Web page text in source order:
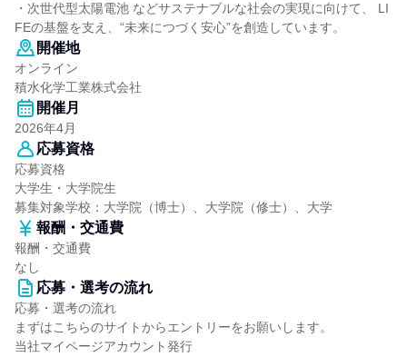
・次世代型太陽電池 などサステナブルな社会の実現に向けて、 LI
FEの基盤を支え、“未来につづく安心”を創造しています。
開催地
オンライン
積水化学工業株式会社
開催月
2026年4月
応募資格
応募資格
大学生・大学院生
募集対象学校：大学院（博士）、大学院（修士）、大学
報酬・交通費
報酬・交通費
なし
応募・選考の流れ
応募・選考の流れ
まずはこちらのサイトからエントリーをお願いします。
当社マイページアカウント発行